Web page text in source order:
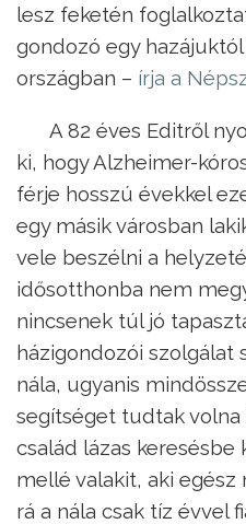
lesz feketén
gondozó egy
országban – írja a
A 82 éves Editről
ki, hogy Alzheimer-
férje hosszú évekkel
egy másik városban
vele beszélni a
idősotthonba nem
nincsenek túl jó
házigondozói szolgálat
nála, ugyanis
segítséget tudtak volna
család lázas
mellé valakit, aki egész
rá a nála csak tíz évvel